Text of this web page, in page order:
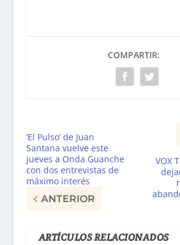
COMPARTIR:
‘El Pulso’ de Juan
Santana vuelve este
jueves a Onda Guanche
con dos entrevistas de
máximo interés
ANTERIOR
VOX
ARTÍCULOS RELACIONADOS